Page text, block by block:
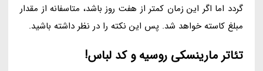
گردد اما اگر این زمان کمتر از هفت روز باشد، متاسفانه از مقدار
مبلغ کاسته خواهد شد. پس این نکته را در نظر داشته باشید.
تئاتر مارینسکی روسیه و کد لباس!